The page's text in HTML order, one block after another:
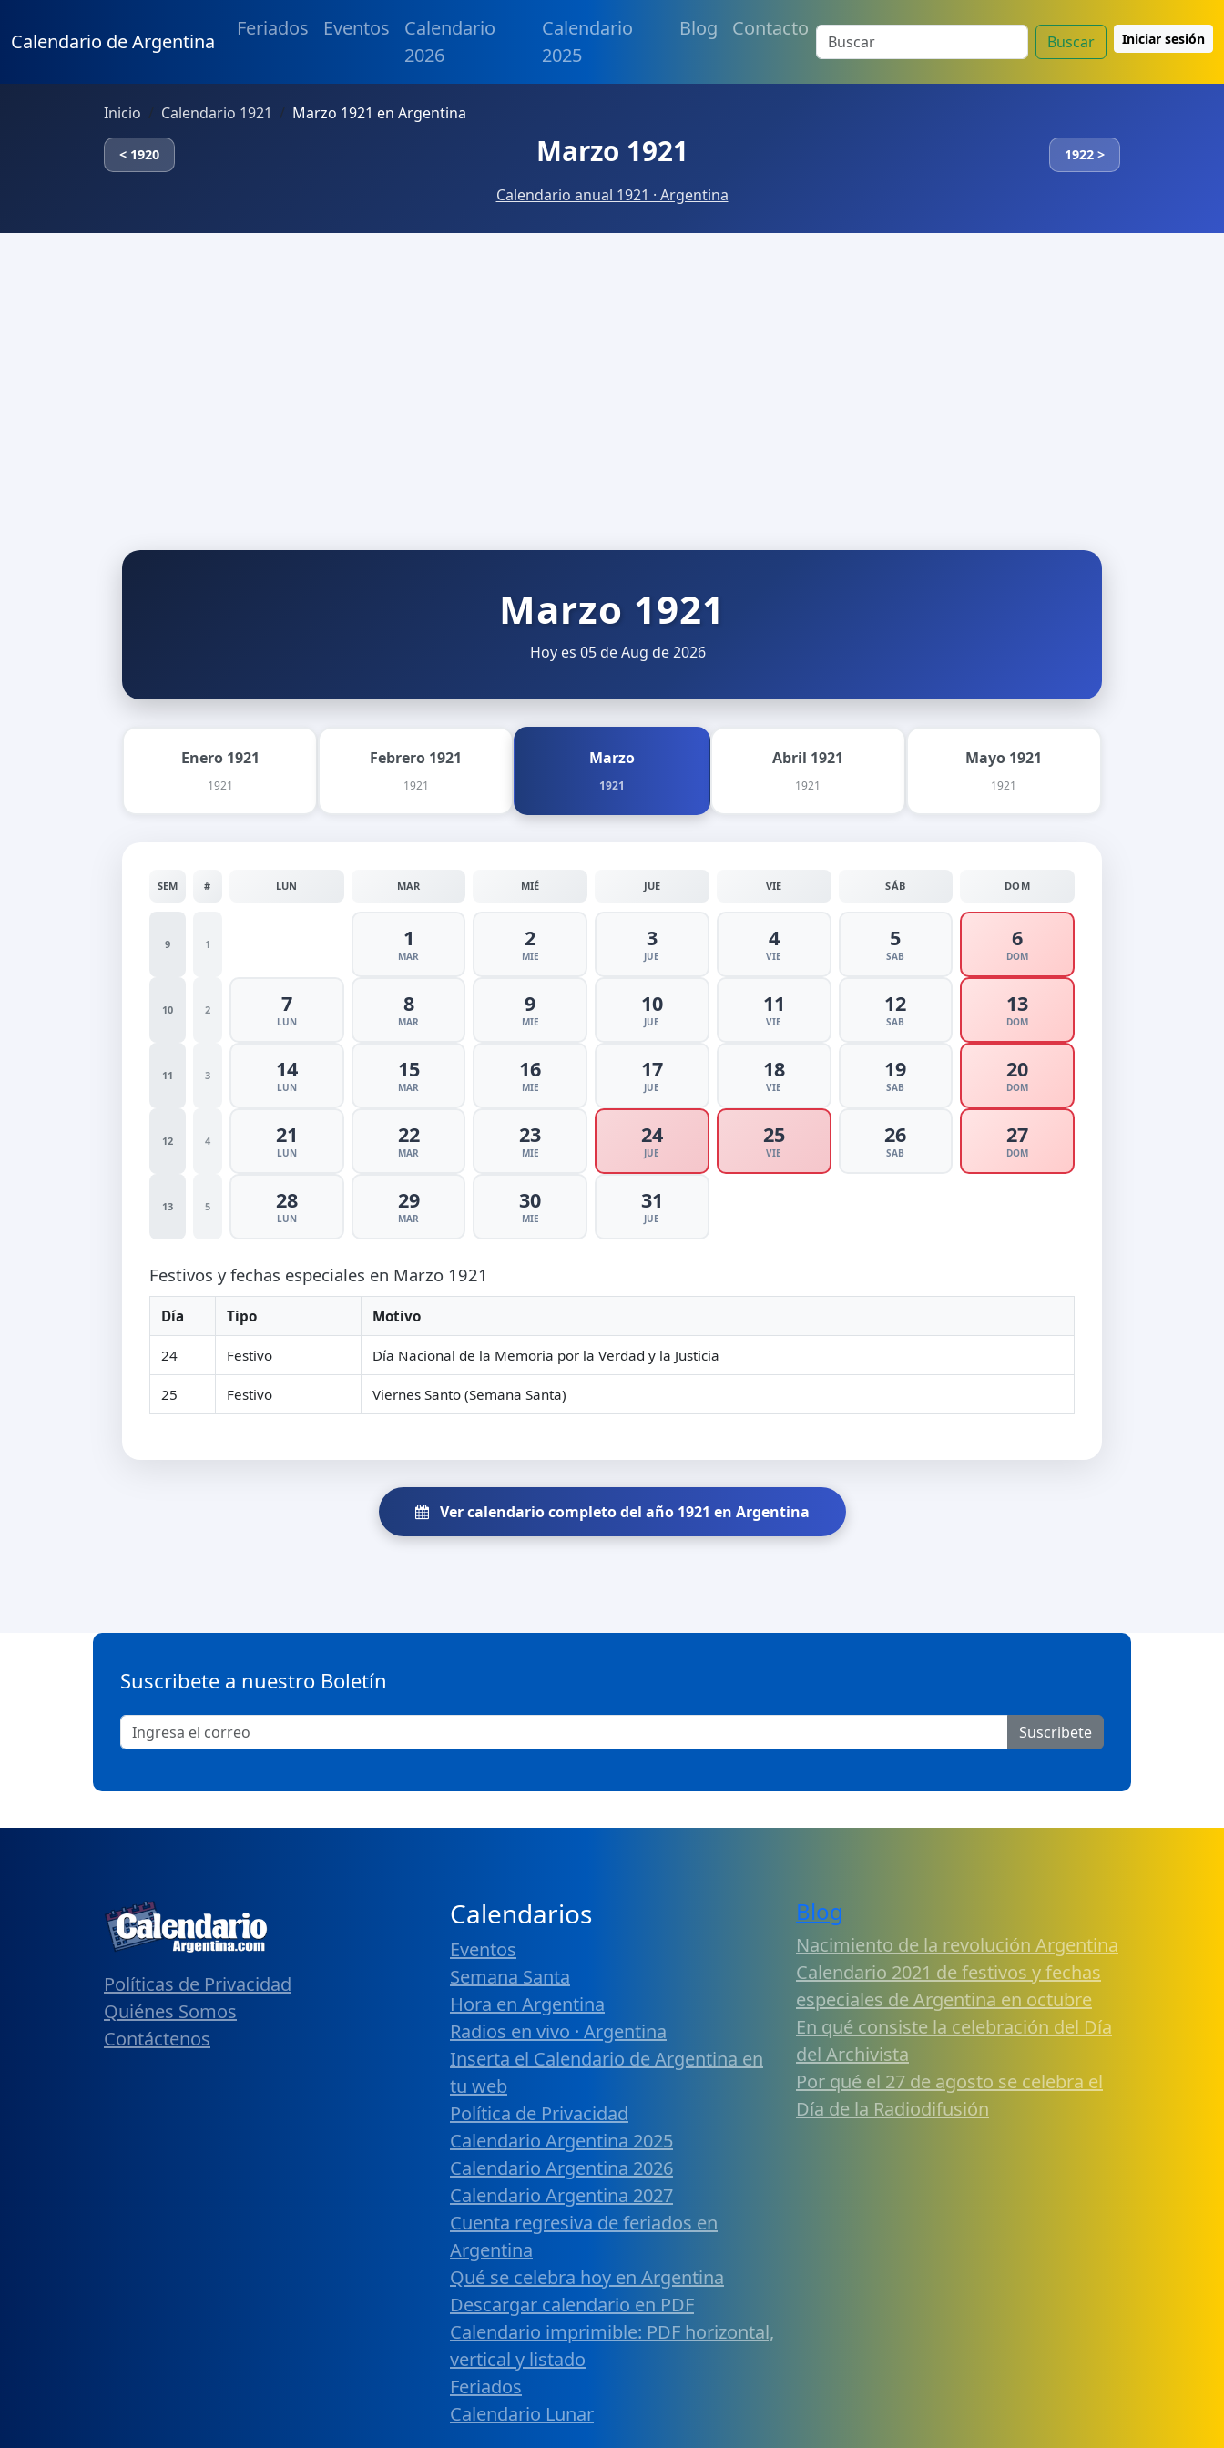
Calendario de Argentina
Feriados Eventos
Calendario
2026
Calendario
2025
Blog Contacto
Buscar Iniciar sesión
Inicio Calendario 1921 Marzo 1921 en Argentina
< 1920 Marzo 1921 1922 >
Calendario anual 1921 · Argentina
Marzo 1921
Hoy es 05 de Aug de 2026
Enero 1921
1921
Febrero 1921
1921
Marzo
1921
Abril 1921
1921
Mayo 1921
1921
SEM # LUN MAR MIÉ JUE VIE SÁB DOM
9 1 1
MAR
2
MIE
3
JUE
4
VIE
5
SAB
6
DOM
10 2 7
LUN
8
MAR
9
MIE
10
JUE
11
VIE
12
SAB
13
DOM
11 3 14
LUN
15
MAR
16
MIE
17
JUE
18
VIE
19
SAB
20
DOM
12 4 21
LUN
22
MAR
23
MIE
24
JUE
25
VIE
26
SAB
27
DOM
13 5 28
LUN
29
MAR
30
MIE
31
JUE
Festivos y fechas especiales en Marzo 1921
Día Tipo Motivo
24 Festivo Día Nacional de la Memoria por la Verdad y la Justicia
25 Festivo Viernes Santo (Semana Santa)
Ver calendario completo del año 1921 en Argentina
Suscribete a nuestro Boletín
Suscribete
Políticas de Privacidad
Quiénes Somos
Contáctenos
Calendarios
Eventos
Semana Santa
Hora en Argentina
Radios en vivo · Argentina
Inserta el Calendario de Argentina en
tu web
Política de Privacidad
Calendario Argentina 2025
Calendario Argentina 2026
Calendario Argentina 2027
Cuenta regresiva de feriados en
Argentina
Qué se celebra hoy en Argentina
Descargar calendario en PDF
Calendario imprimible: PDF horizontal,
vertical y listado
Feriados
Calendario Lunar
Blog
Nacimiento de la revolución Argentina
Calendario 2021 de festivos y fechas
especiales de Argentina en octubre
En qué consiste la celebración del Día
del Archivista
Por qué el 27 de agosto se celebra el
Día de la Radiodifusión